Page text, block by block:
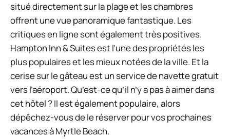
situé directement sur la plage et les chambres
offrent une vue panoramique fantastique. Les
critiques en ligne sont également très positives.
Hampton Inn & Suites est l’une des propriétés les
plus populaires et les mieux notées de la ville. Et la
cerise sur le gâteau est un service de navette gratuit
vers l’aéroport. Qu’est-ce qu’il n’y a pas à aimer dans
cet hôtel ? Il est également populaire, alors
dépêchez-vous de le réserver pour vos prochaines
vacances à Myrtle Beach.